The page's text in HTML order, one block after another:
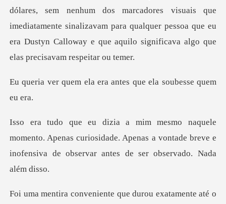
dólares, sem nenhum dos marcadores visuais que
imediatamente sinalizavam para qualquer pe
la era antes que ela
. Apenas curiosidade. Apenas a vontade breve e
inofens
nte até o